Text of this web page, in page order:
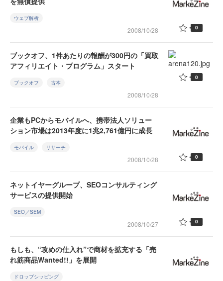
ウェブ解析
2008/10/28 0
ブックオフ、1件あたりの報酬が300円の「買取
アフィリエイト・プログラム」スタート
ブックオフ 古本
2008/10/28
0
企業もPCからモバイルへ、携帯法人ソリュー
ション市場は2013年度に1兆2,761億円に成長
モバイル リサーチ
2008/10/28 0
ネットイヤーグループ、SEOコンサルティング
サービスの提供開始
SEO／SEM
2008/10/27 0
もしも、“攻めの仕入れ”で商材を拡充する「売
れ筋商品Wanted!!」を展開
ドロップシッピング